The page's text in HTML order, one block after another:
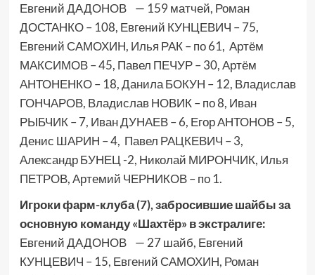
Евгений ДАДОНОВ — 159 матчей, Роман
ДОСТАНКО – 108, Евгений КУНЦЕВИЧ – 75,
Евгений САМОХИН, Илья РАК – по 61, Артём
МАКСИМОВ – 45, Павел ПЕЧУР – 30, Артём
АНТОНЕНКО – 18, Данила БОКУН – 12, Владислав
ГОНЧАРОВ, Владислав НОВИК – по 8, Иван
РЫБЧИК – 7, Иван ДУНАЕВ – 6, Егор АНТОНОВ – 5,
Денис ШАРИН – 4, Павел РАЦКЕВИЧ – 3,
Александр БУНЕЦ -2, Николай МИРОНЧИК, Илья
ПЕТРОВ, Артемий ЧЕРНИКОВ – по 1.
Игроки фарм-клуба (7), забросившие шайбы за
основную команду «Шахтёр» в экстралиге:
Евгений ДАДОНОВ — 27 шайб, Евгений
КУНЦЕВИЧ – 15, Евгений САМОХИН, Роман